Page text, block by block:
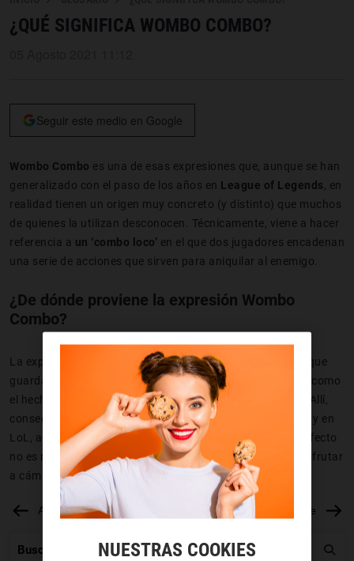
¿QUÉ SIGNIFICA WOMBO COMBO?
Seguir este medio en Google
Wombo Combo es una de esas expresiones que, aunque se han
generalizado con el paso de los años en League of Legends , en
realidad tienen un origen muy concreto (y distinto) que muchos
de quienes la utilizan desconocen. Técnicamente, viene a hacer
referencia a un ‘combo loco’ en el que dos jugadores encadenan
una serie de acciones que sirven para aniquilar al enemigo.
¿De dónde proviene la expresión Wombo
Combo?
La expresión Wombo Combosurgió en un videojuego del que
guardamos un grandísimo recuerdo y que es tan alocado como
el hecho que con ella se define: Super Smash Bros Melee. Allí,
conseguir un Wombo Combo era una auténtica maravilla, y en
LoL, aunque van cambiando con cada actualización, su efecto
no es menos espectacular, ¡de esas cosas que hay que disfrutar
a cámara lenta y con palomitas!
Anterior Siguiente
NUESTRAS COOKIES